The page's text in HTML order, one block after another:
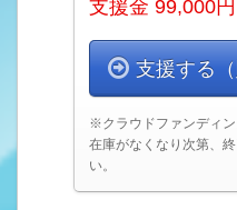
支援金 99,000
支援する（
※クラウドファンディン
在庫がなくなり次第、
い。